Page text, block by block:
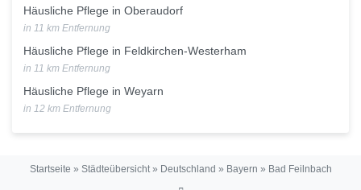
Häusliche Pflege in Oberaudorf
in 11 km Entfernung
Häusliche Pflege in Feldkirchen-Westerham
in 11 km Entfernung
Häusliche Pflege in Weyarn
in 12 km Entfernung
Startseite » Städteübersicht» Deutschland » Bayern » Bad Feilnbach